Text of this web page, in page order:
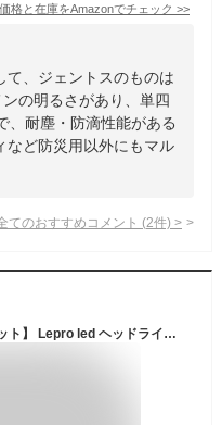
価格と在庫をAmazonでチェック >>
て、ジェントスのものは
の明るさがあり、単四
、耐塵・防滴性能がある
など防災用以外にもマル
てのおすすめコメント (2件) >
【100円OFFクーポン配布中】【2個セット】 Lepro led ヘッドライトUSB充電式Type-C・乾電池式 高輝度ヘッドランプ【明るさ300ルーメン/200ルーメン/実用点灯4〜30時間/防水】赤色サブライト小型夜釣りキャンプ作業アウトドアヘルメットライトヘッドライト登山明るい